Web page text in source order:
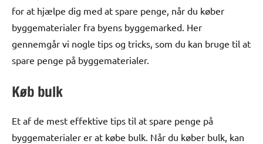
for at hjælpe dig med at spare penge, når du køber
byggematerialer fra byens byggemarked. Her
gennemgår vi nogle tips og tricks, som du kan bruge til at
spare penge på byggematerialer.
Køb bulk
Et af de mest effektive tips til at spare penge på
byggematerialer er at købe bulk. Når du køber bulk, kan